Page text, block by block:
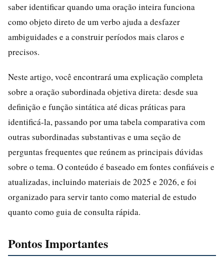
saber identificar quando uma oração inteira funciona
como objeto direto de um verbo ajuda a desfazer
ambiguidades e a construir períodos mais claros e
precisos.
Neste artigo, você encontrará uma explicação completa
sobre a oração subordinada objetiva direta: desde sua
definição e função sintática até dicas práticas para
identificá-la, passando por uma tabela comparativa com
outras subordinadas substantivas e uma seção de
perguntas frequentes que reúnem as principais dúvidas
sobre o tema. O conteúdo é baseado em fontes confiáveis e
atualizadas, incluindo materiais de 2025 e 2026, e foi
organizado para servir tanto como material de estudo
quanto como guia de consulta rápida.
Pontos Importantes